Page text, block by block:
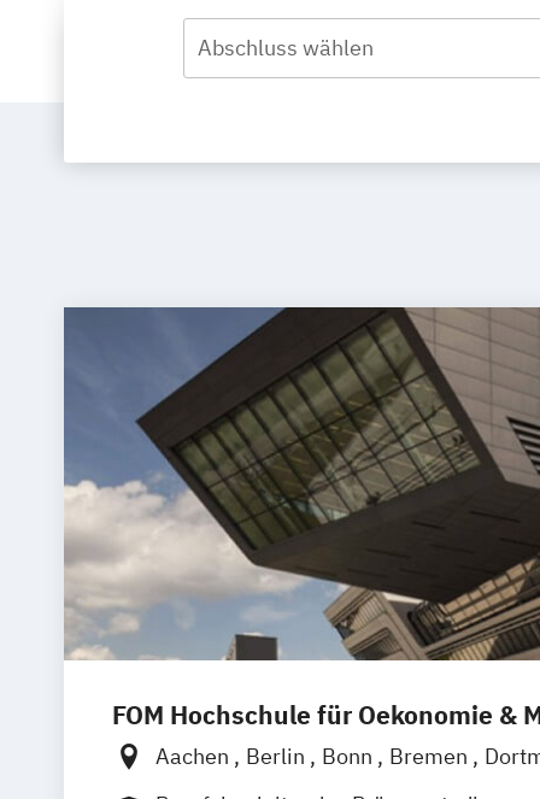
Abschluss wählen
FOM Hochschule für Oekonomie &
Aachen Berlin Bonn Bremen
Düsseldorf
Essen Frankfurt am Main